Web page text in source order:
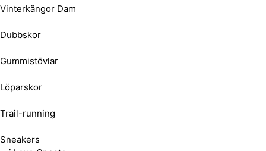
Vinterkängor Dam
Dubbskor
Gummistövlar
Löparskor
Trail-running
Sneakers